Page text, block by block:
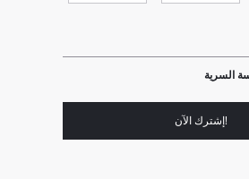
السرية
!إشترك الآن